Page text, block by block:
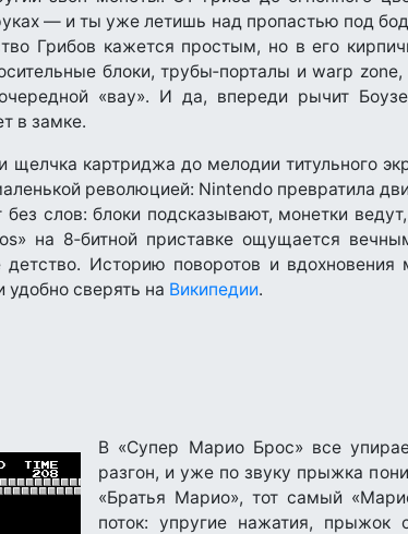
— и ты уже летишь над пропастью под
Грибов кажется простым, но в его
блоки, трубы‑порталы и warp zone,
«вау». И да, впереди рычит
в замке.
картриджа до мелодии титульного
революцией: Nintendo превратила
слов: блоки подсказывают, монетки
на 8‑битной приставке ощущается
детство. Историю поворотов и
удобно сверять на Википедии.
В «Супер Марио Брос» все
разгон, и уже по звуку прыжка
«Братья Марио», тот самый
поток: упругие нажатия,